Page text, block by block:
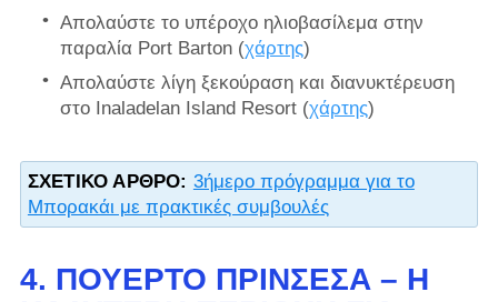
Απολαύστε το υπέροχο ηλιοβασίλεμα στην
παραλία Port Barton (χάρτης)
Απολαύστε λίγη ξεκούραση και διανυκτέρευση
στο Inaladelan Island Resort (χάρτης)
ΣΧΕΤΙΚΌ ΆΡΘΡΟ: 3ήμερο πρόγραμμα για το
Μπορακάι με πρακτικές συμβουλές
4. ΠΟΥΈΡΤΟ ΠΡΙΝΣΈΣΑ – Η